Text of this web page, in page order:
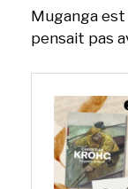
Muganga
pensait pas